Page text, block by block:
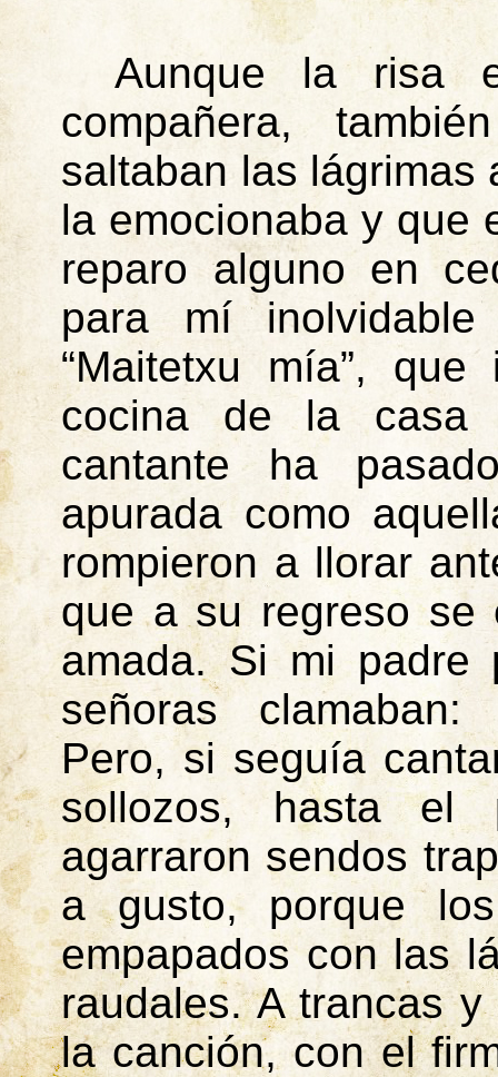
Aunque la risa
compañera,
saltaban las lágrimas
la emocionaba y que
reparo alguno en
para mí
“Maitetxu mía”, que
cocina de la casa
cantante ha
apurada como
rompieron a llorar
que a su regreso se
amada. Si mi padre
señoras
Pero, si seguía
sollozos, hasta
agarraron sendos
a gusto, porque
empapados con las
raudales. A trancas
la canción, con el